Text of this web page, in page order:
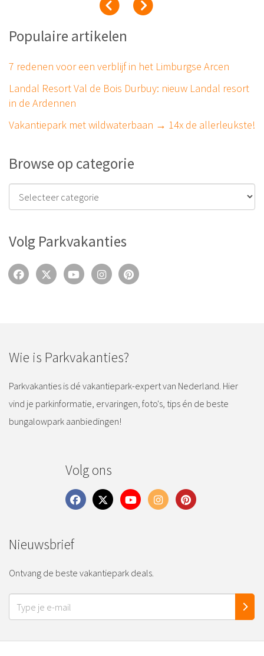
Populaire artikelen
7 redenen voor een verblijf in het Limburgse Arcen
Landal Resort Val de Bois Durbuy: nieuw Landal resort
in de Ardennen
Vakantiepark met wildwaterbaan → 14x de allerleukste!
Browse op categorie
Volg Parkvakanties
Wie is Parkvakanties?
Parkvakanties is dé vakantiepark-expert van Nederland. Hier
vind je parkinformatie, ervaringen, foto's, tips én de beste
bungalowpark aanbiedingen!
Volg ons
Nieuwsbrief
Ontvang de beste vakantiepark deals.